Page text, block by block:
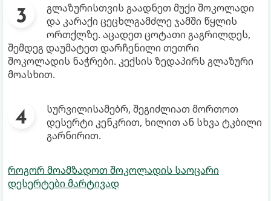
გლაზურისთვის გაადნეთ მუქი შოკოლადი
და კარაქი ცეცხლგამძლე ჯამში წყლის
ორთქლზე. აცადეთ ცოტათი გაგრილდეს,
შემდეგ დაუმატეთ დარჩენილი თეთრი
შოკოლადის ნაჭრები. კექსის ზედაპირს გლაზური
მოასხით.
სურვილისამებრ, შეგიძლიათ მორთოთ
დესერტი კენკრით, ხილით ან სხვა ტკბილი
გარნირით.
როგორ მოამზადოთ შოკოლადის საოცარი
დესერტები მარტივად